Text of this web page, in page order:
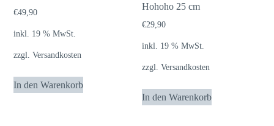
€49,90
inkl. 19 % MwSt.
zzgl.Versandkosten
In den Warenkorb
Hohoho 25 cm
€29,90
inkl. 19 % MwSt.
zzgl.Versandkosten
In den Warenkorb